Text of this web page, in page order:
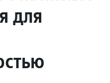
для